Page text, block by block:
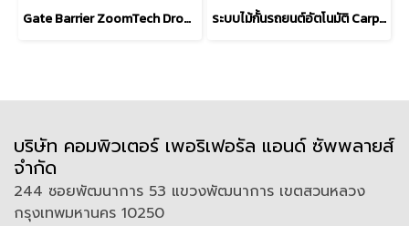
Gate Barrier ZoomTech Drop-Arm ระบบไม้กั้นรถยนต์อัตโนมัติ Carpark System รุ่น SDT110
บริษัท คอมพิวเตอร์ เพอริเฟอรัล แอนด์ ซัพพลายส์
จำกัด
244 ซอยพัฒนาการ 53 แขวงพัฒนาการ เขตสวนหลวง
กรุงเทพมหานคร 10250